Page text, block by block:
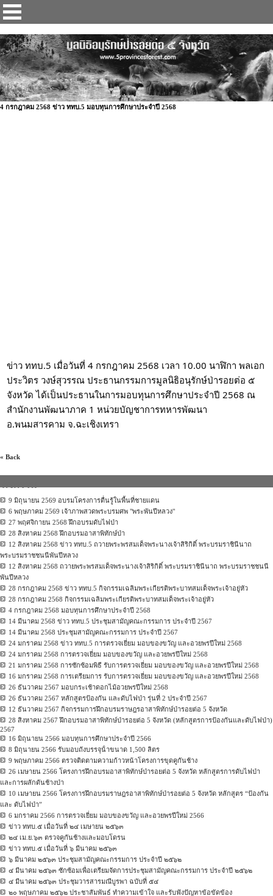
4 กรกฎาคม 2568 ข่าว ททบ.5 มอบทุนการศึกษาประจำปี 2568
ข่าว ททบ.5 เมื่อวันที่ 4 กรกฎาคม 2568 เวลา 10.00 นาฬิกา พลเอก
ประวิตร วงษ์สุวรรณ ประธานกรรมการมูลนิธิอนุรักษ์ป่ารอยต่อ ๕
จังหวัด ได้เป็นประธานในการมอบทุนการศึกษาประจำปี 2568 ณ
สำนักงานพัฒนาภาค 1 หน่วยบัญชาการทหารพัฒนา
อ.พนมสารคาม จ.ฉะเชิงเทรา
« Back
9 มิถุนายน 2569 อบรมโครงการตื่นรู้ในพื้นที่ชายแดน
6 พฤษภาคม 2569 เจ้าภาพสวดพระบรมศพ "พระพันปีหลวง"
27 พฤศจิกายน 2568 ฝึกอบรมดับไฟป่า
28 สิงหาคม 2568 ฝึกอบรมอาสาพิทักษ์ป่า
12 สิงหาคม 2568 ข่าว ททบ.5 ถวายพระพรสมเด็จพระนางเจ้าสิริกิติ์ พระบรมราชินีนาถ
พระบรมราชชนนีพันปีหลวง
12 สิงหาคม 2568 ถวายพระพรสมเด็จพระนางเจ้าสิริกิติ์ พระบรมราชินีนาถ พระบรมราชชนนี
พันปีหลวง
28 กรกฎาคม 2568 ข่าว ททบ.5 กิจกรรมเฉลิมพระเกียรติพระบาทสมเด็จพระเจ้าอยู่หัว
28 กรกฎาคม 2568 กิจกรรมเฉลิมพระเกียรติพระบาทสมเด็จพระเจ้าอยู่หัว
4 กรกฎาคม 2568 มอบทุนการศึกษาประจำปี 2568
14 มีนาคม 2568 ข่าว ททบ.5 ประชุมสามัญคณะกรรมการ ประจำปี 2567
14 มีนาคม 2568 ประชุมสามัญคณะกรรมการ ประจำปี 2567
24 มกราคม 2568 ข่าว ททบ.5 การตรวจเยี่ยม มอบของขวัญ และอวยพรปีใหม่ 2568
24 มกราคม 2568 การตรวจเยี่ยม มอบของขวัญ และอวยพรปีใหม่ 2568
21 มกราคม 2568 การซักซ้อมพิธี รับการตรวจเยี่ยม มอบของขวัญ และอวยพรปีใหม่ 2568
16 มกราคม 2568 การเตรียมการ รับการตรวจเยี่ยม มอบของขวัญ และอวยพรปีใหม่ 2568
26 ธันวาคม 2567 มอบกระเช้าดอกไม้อวยพรปีใหม่ 2568
26 ธันวาคม 2567 หลักสูตรป้องกัน และดับไฟป่า รุ่นที่ 2 ประจำปี 2567
12 ธันวาคม 2567 กิจกรรมการฝึกอบรมราษฎรอาสาพิทักษ์ป่ารอยต่อ 5 จังหวัด
28 สิงหาคม 2567 ฝึกอบรมอาสาพิทักษ์ป่ารอยต่อ 5 จังหวัด (หลักสูตรการป้องกันและดับไฟป่า)
2567
16 มิถุนายน 2566 มอบทุนการศึกษาประจําปี 2566
8 มิถุนายน 2566 รับมอบถังบรรจุน้ําขนาด 1,500 ลิตร
9 พฤษภาคม 2566 ตรวจติดตามความก้าวหน้าโครงการขุดคูกันช้าง
26 เมษายน 2566 โครงการฝึกอบรมอาสาพิทักษ์ป่ารอยต่อ 5 จังหวัด หลักสูตรการดับไฟป่า
และการผลักดันช้างป่า
10 เมษายน 2566 โครงการฝึกอบรมราษฎรอาสาพิทักษ์ป่ารอยต่อ 5 จังหวัด หลักสูตร “ป้องกัน
และ ดับไฟป่า”
6 มกราคม 2566 การตรวจเยี่ยม มอบของขวัญ และอวยพรปีใหม่ 2566
ข่าว ททบ.๕ เมื่อวันที่ ๒๔ เมษายน ๒๕๖๓
๒๔ เม.ย.๖๓ ตรวจคูกันช้างและมอบโดรน
ข่าว ททบ.๕ เมื่อวันที่ ๖ มีนาคม ๒๕๖๓
๖ มีนาคม ๒๕๖๓ ประชุมสามัญคณะกรรมการ ประจำปี ๒๕๖๒
๔ มีนาคม ๒๕๖๓ ซักซ้อมเพื่อเตรียมจัดการประชุมสามัญคณะกรรมการ ประจำปี ๒๕๖๒
๔ มีนาคม ๒๕๖๓ ประชุมวารสารมณีบูรพา ฉบับที่ ๕๔
๒๐ พฤษภาคม ๒๕๖๒ ประชาสัมพันธ์ ทำความเข้าใจ และรับฟังปัญหาข้อขัดข้อง